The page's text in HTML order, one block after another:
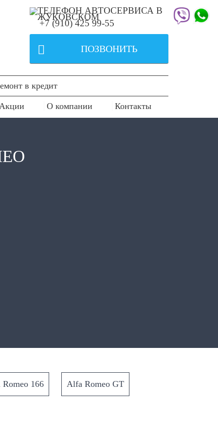
+7 (910) 425 99-55
 ПОЗВОНИТЬ
в кредит
О компании Контакты
166 Alfa Romeo GT